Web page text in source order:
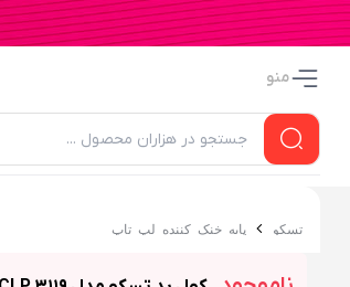
منو
تسکو پایه خنک کننده لپ تاپ